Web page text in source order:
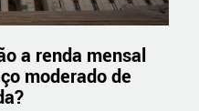
a renda mensal
moderado de